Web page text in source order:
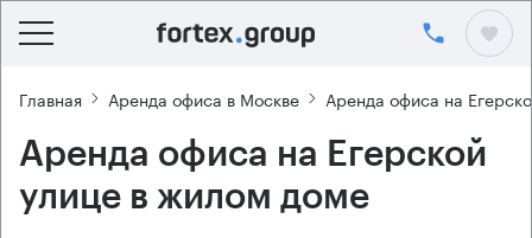
Главная Аренда офиса в Москве Аренда офиса на
Аренда офиса на Егерской
улице в жилом доме